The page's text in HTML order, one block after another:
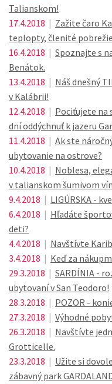
Talianskom!
17.4.2018 | Zažite čaro
teplopty, členité
16.4.2018 | Spoznajte s
Benátok.
13.4.2018 | Náš dnešný
v Kalábrii!
12.4.2018 | Pociťujete na
dní oddýchnuť k jazeru
11.4.2018 | Ak ste
ubytovanie na ostrove?
10.4.2018 | Noblesa,
v talianskom šumivom
9.4.2018 | LIGÚRSKA -
6.4.2018 | Hľadáte
deti?
4.4.2018 | Navštívte
3.4.2018 | Keď za
29.3.2018 | SARDÍNIA -
ubytovaní v San Teodoro!
28.3.2018 | POZOR -
27.3.2018 | Výhodné
26.3.2018 | Navštívte
Grotticelle.
23.3.2018 | Užite si
zábavný park